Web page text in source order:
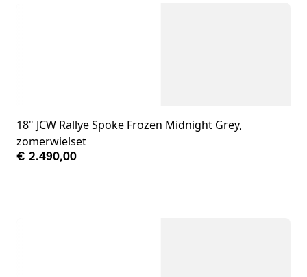
18" JCW Rallye Spoke Frozen Midnight Grey,
zomerwielset
€ 2.490,00